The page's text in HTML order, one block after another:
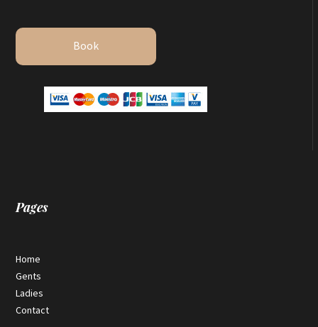
Book
Pages
Home
Gents
Ladies
Contact